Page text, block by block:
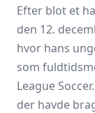
Efter blot et
den 12.
hvor hans
som
League
der havde